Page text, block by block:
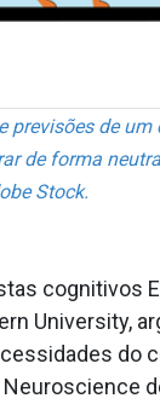
de
de forma
Stock.
cognitivos
University,
do